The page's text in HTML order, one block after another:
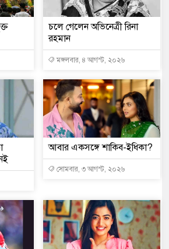
চলে গেলেন অভিনেত্রী রিনা
রহমান
মঙ্গলবার, ৪ আগস্ট, ২০২৬
আবার একসঙ্গে শাকিব-ইধিকা?
সোমবার, ৩ আগস্ট, ২০২৬